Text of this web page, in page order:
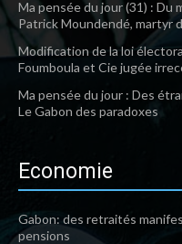
Ma pensée du jour (31) : Du
Patrick Moundendé, martyr
Modification de la loi
Foumboula et Cie jugée
Ma pensée du jour : Des
Le Gabon des paradoxes
Economie
Gabon: des retraités
pensions